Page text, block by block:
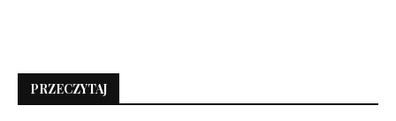
PRZECZYTAJ